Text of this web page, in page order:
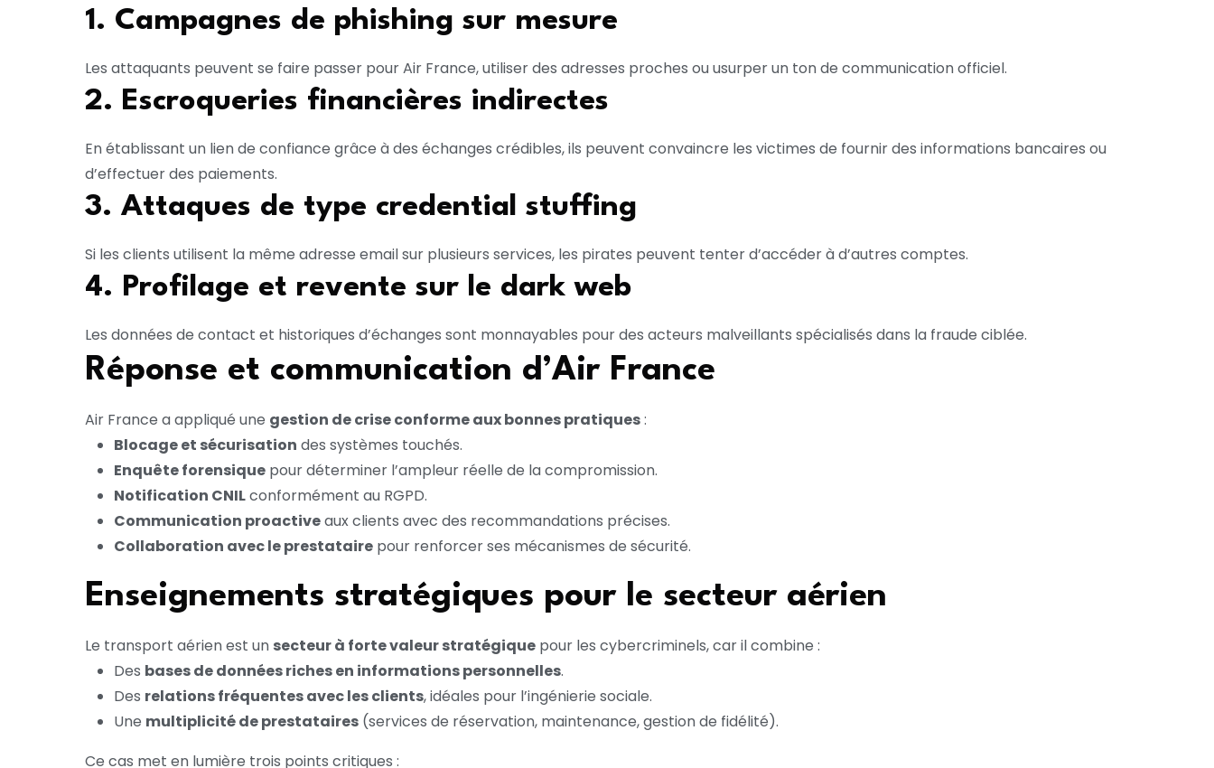
1. Campagnes de phishing sur mesure
Les attaquants peuvent se faire passer pour Air France, utiliser des adresses proches ou usurper un ton de communication officiel.
2. Escroqueries financières indirectes
En établissant un lien de confiance grâce à des échanges crédibles, ils peuvent convaincre les victimes de fournir des informations bancaires ou
d’effectuer des paiements.
3. Attaques de type credential stuffing
Si les clients utilisent la même adresse email sur plusieurs services, les pirates peuvent tenter d’accéder à d’autres comptes.
4. Profilage et revente sur le dark web
Les données de contact et historiques d’échanges sont monnayables pour des acteurs malveillants spécialisés dans la fraude ciblée.
Réponse et communication d’Air France
Air France a appliqué une gestion de crise conforme aux bonnes pratiques:
Blocage et sécurisation des systèmes touchés.
Enquête forensique pour déterminer l’ampleur réelle de la compromission.
Notification CNILconformément au RGPD.
Communication proactiveaux clients avec des recommandations précises.
Collaboration avec le prestataire pour renforcer ses mécanismes de sécurité.
Enseignements stratégiques pour le secteur aérien
Le transport aérien est un secteur à forte valeur stratégique pour les cybercriminels, car il combine :
Des bases de données riches en informations personnelles.
Des relations fréquentes avec les clients, idéales pour l’ingénierie sociale.
Une multiplicité de prestataires (services de réservation, maintenance, gestion de fidélité).
Ce cas met en lumière trois points critiques :